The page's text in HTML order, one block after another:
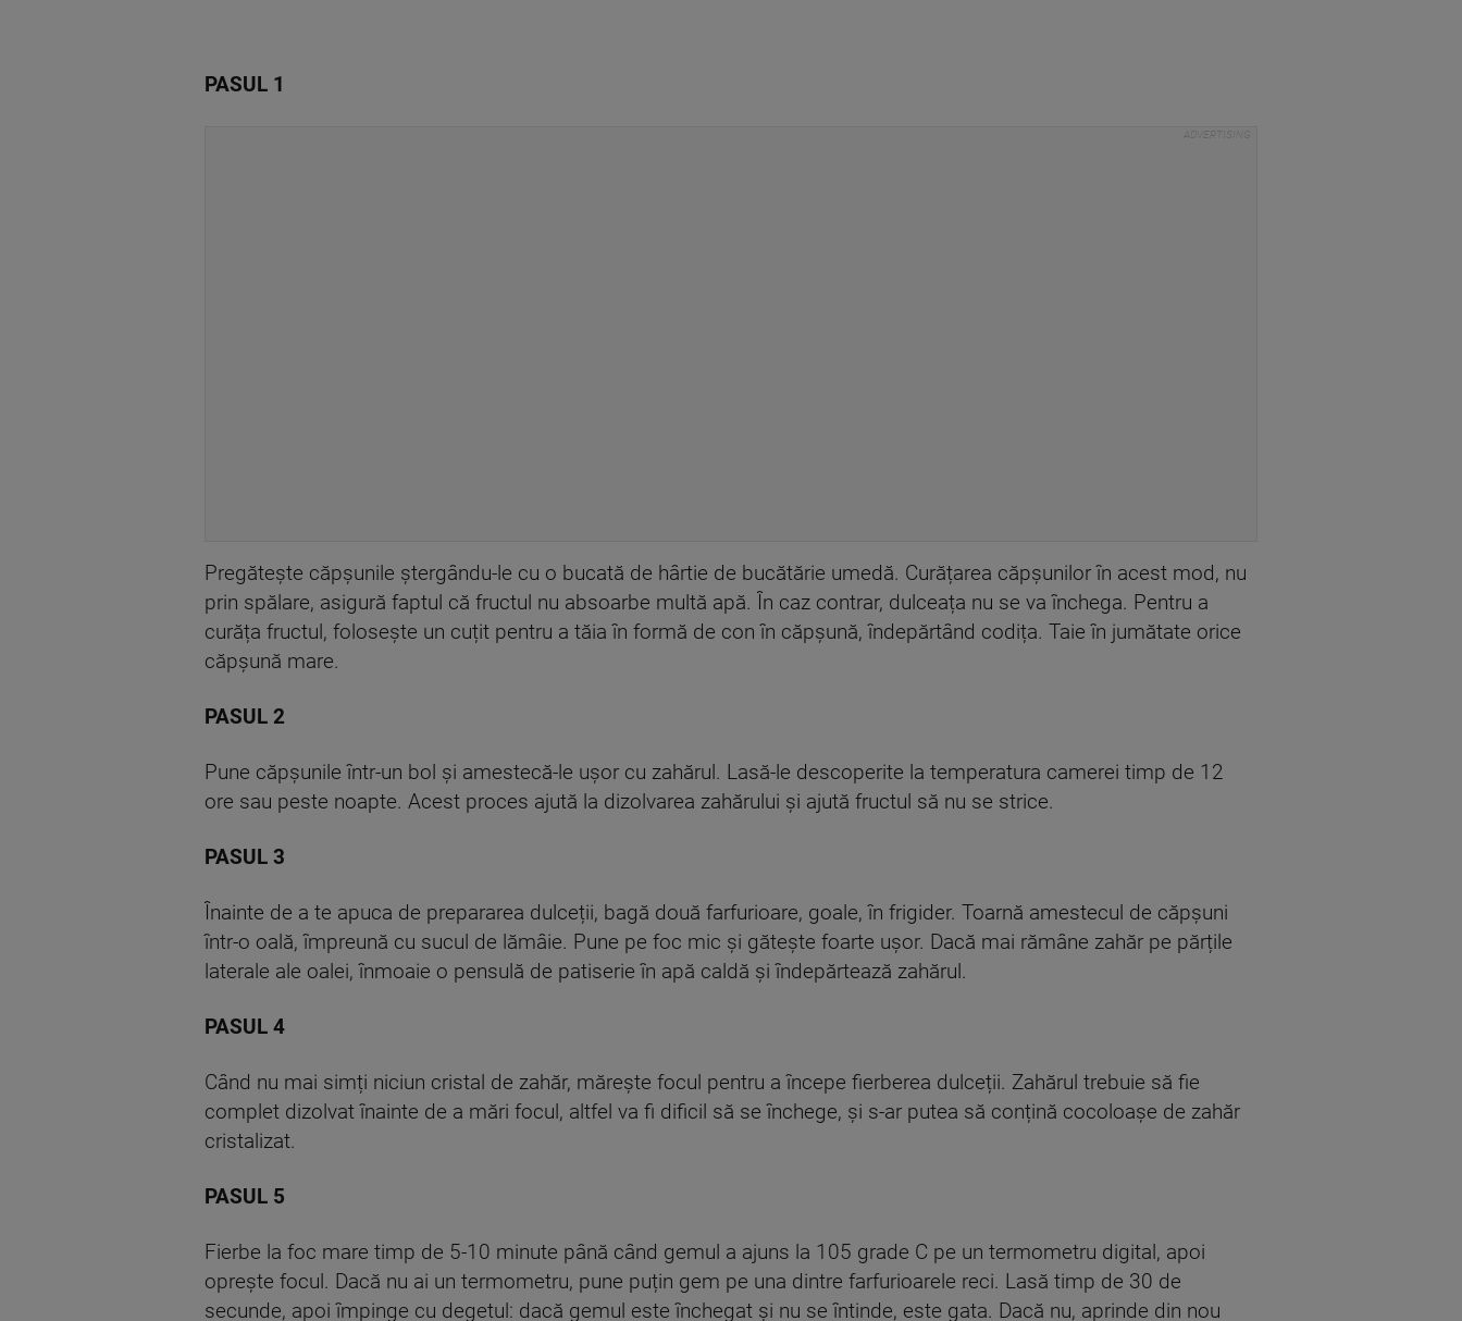
PASUL 1
Pregătește căpșunile ștergându-le cu o bucată de hârtie de bucătărie umedă. Curățarea căpșunilor în acest mod, nu
prin spălare, asigură faptul că fructul nu absoarbe multă apă. În caz contrar, dulceața nu se va închega. Pentru a
curăța fructul, folosește un cuțit pentru a tăia în formă de con în căpșună, îndepărtând codița. Taie în jumătate orice
căpșună mare.
PASUL 2
Pune căpșunile într-un bol și amestecă-le ușor cu zahărul. Lasă-le descoperite la temperatura camerei timp de 12
ore sau peste noapte. Acest proces ajută la dizolvarea zahărului și ajută fructul să nu se strice.
PASUL 3
Înainte de a te apuca de prepararea dulceții, bagă două farfurioare, goale, în frigider. Toarnă amestecul de căpșuni
într-o oală, împreună cu sucul de lămâie. Pune pe foc mic și gătește foarte ușor. Dacă mai rămâne zahăr pe părțile
laterale ale oalei, înmoaie o pensulă de patiserie în apă caldă și îndepărtează zahărul.
PASUL 4
Când nu mai simți niciun cristal de zahăr, mărește focul pentru a începe fierberea dulceții. Zahărul trebuie să fie
complet dizolvat înainte de a mări focul, altfel va fi dificil să se închege, și s-ar putea să conțină cocoloașe de zahăr
cristalizat.
PASUL 5
Fierbe la foc mare timp de 5-10 minute până când gemul a ajuns la 105 grade C pe un termometru digital, apoi
oprește focul. Dacă nu ai un termometru, pune puțin gem pe una dintre farfurioarele reci. Lasă timp de 30 de
secunde, apoi împinge cu degetul: dacă gemul este închegat și nu se întinde, este gata. Dacă nu, aprinde din nou